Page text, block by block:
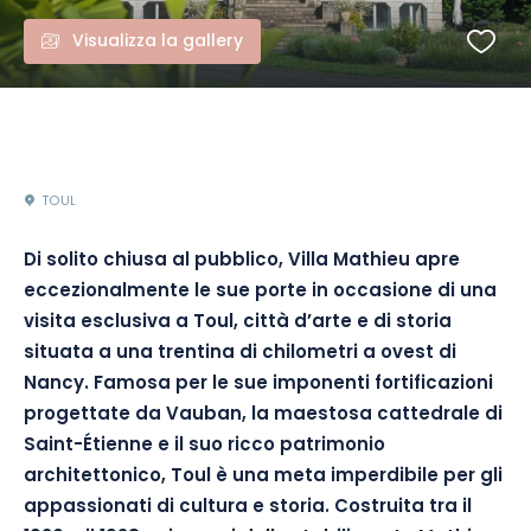
Visualizza la gallery
TOUL
Di solito chiusa al pubblico, Villa Mathieu apre
eccezionalmente le sue porte in occasione di una
visita esclusiva a Toul, città d’arte e di storia
situata a una trentina di chilometri a ovest di
Nancy. Famosa per le sue imponenti fortificazioni
progettate da Vauban, la maestosa cattedrale di
Saint-Étienne e il suo ricco patrimonio
architettonico, Toul è una meta imperdibile per gli
appassionati di cultura e storia. Costruita tra il